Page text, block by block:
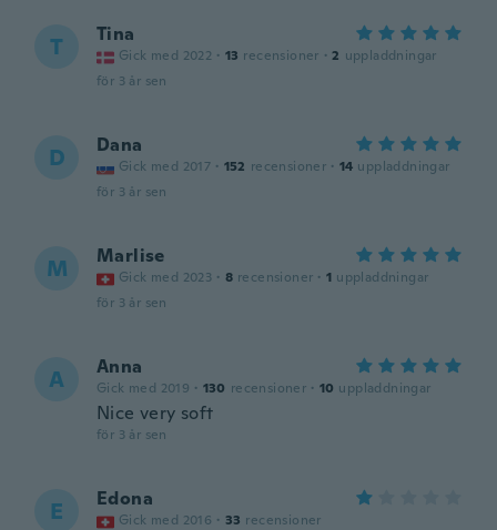
T Tina
Gick med 2022 · 13 recensioner · 2 uppladdningar
för 3 år sen
D Dana
Gick med 2017 · 152 recensioner · 14 uppladdningar
för 3 år sen
M Marlise
Gick med 2023 · 8 recensioner · 1 uppladdningar
för 3 år sen
A Anna
Gick med 2019 · 130 recensioner · 10 uppladdningar
Nice very soft
för 3 år sen
E Edona
Gick med 2016 · 33 recensioner